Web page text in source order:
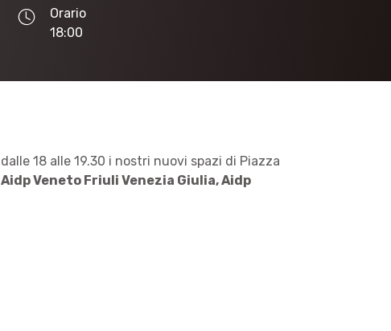
Orario
18:00
dalle 18 alle 19.30 i nostri nuovi spazi di Piazza
Aidp Veneto Friuli Venezia Giulia, Aidp